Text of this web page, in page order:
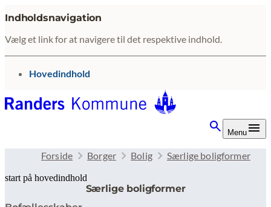
Indholdsnavigation
Vælg et link for at navigere til det respektive indhold.
gå til
Hovedindhold
Menu
Forside Borger Bolig Særlige boligformer
start på hovedindhold
Særlige boligformersenest opdateret 10. februar 2026